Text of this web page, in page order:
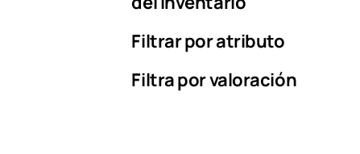
Filtrar por atributo
Filtra por valoración